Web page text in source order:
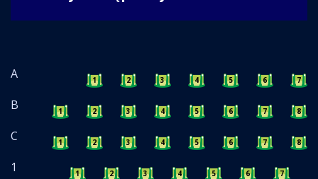
A 1 2 3 4 5 6 7
B 1 2 3 4 5 6 7 8
C 1 2 3 4 5 6 7 8
1 1 2 3 4 5 6 7